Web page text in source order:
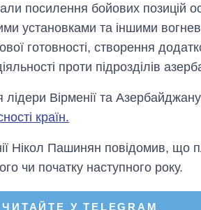
посилення бойових позицій
установками та іншими
готовності, створення
проти підрозділів
лідери Вірменії та Азербайджану
країн.
Нікол Пашинян повідомив, що
чи початку наступного року.
ЧИТАЙТЕ У TELEGRAM